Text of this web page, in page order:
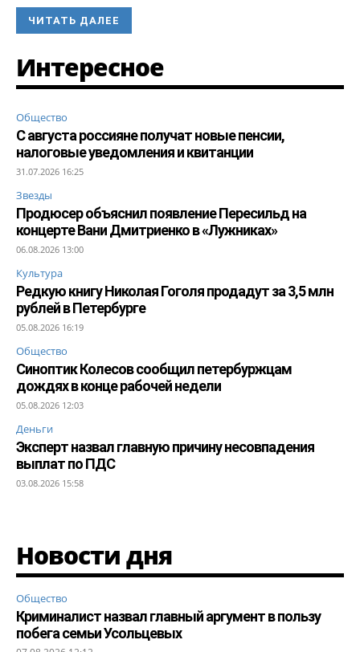
ЧИТАТЬ ДАЛЕЕ
Интересное
Общество
С августа россияне получат новые пенсии,
налоговые уведомления и квитанции
31.07.2026 16:25
Звезды
Продюсер объяснил появление Пересильд на
концерте Вани Дмитриенко в «Лужниках»
06.08.2026 13:00
Культура
Редкую книгу Николая Гоголя продадут за 3,5 млн
рублей в Петербурге
05.08.2026 16:19
Общество
Синоптик Колесов сообщил петербуржцам
дождях в конце рабочей недели
05.08.2026 12:03
Деньги
Эксперт назвал главную причину несовпадения
выплат по ПДС
03.08.2026 15:58
Новости дня
Общество
Криминалист назвал главный аргумент в пользу
побега семьи Усольцевых